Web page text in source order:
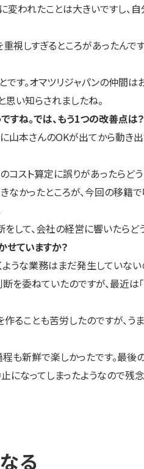
変われたことは大きいですし、
視しすぎるところがあったん
す。オマツリジャパンの仲間
い知らされましたね。
すね。では、もう1つの改善点は？
本さんのOKが出てから動き
スト算定に誤りがあったらど
かったところが、今回の移籍で
して、会社の経営に響いたら
せていますか？
な業務はまだ発生していない
を委ねていたのですが、最近
ことも苦労したのですが、
も新鮮で楽しかったです。最
なってしまったようなので残
る